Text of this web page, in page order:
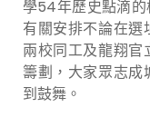
學54年歷史點滴的
有關安排不論在
兩校同工及龍翔
籌劃，大家眾志成
到鼓舞。